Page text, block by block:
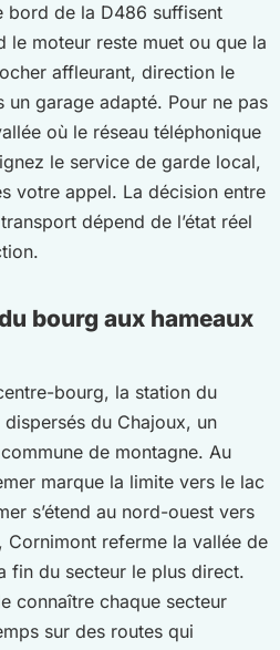
bord de la D486 suffisent
le moteur reste muet ou que la
affleurant, direction le
garage adapté. Pour ne pas
où le réseau téléphonique
le service de garde local,
votre appel. La décision entre
dépend de l’état réel
bourg aux hameaux
bourg, la station du
du Chajoux, un
de montagne. Au
marque la limite vers le lac
s’étend au nord-ouest vers
Cornimont referme la vallée de
fin du secteur le plus direct.
connaître chaque secteur
sur des routes qui